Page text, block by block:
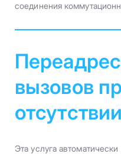
соединения
вызовов
Эта услуга